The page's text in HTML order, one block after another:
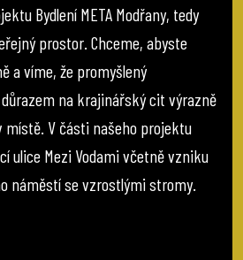
Bydlení META Modřany, tedy
prostor. Chceme, abyste
a víme, že promyšlený
na krajinářský cit výrazně
místě. V části našeho projektu
ulice Mezi Vodami včetně vzniku
náměstí se vzrostlými stromy.